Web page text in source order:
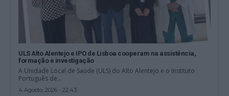
ULS Alto Alentejo e IPO de Lisboa cooperam na assistência,
formação e investigação
A Unidade Local de Saúde (ULS) do Alto Alentejo e o Instituto
Português de...
4 Agosto, 2026 - 22:43